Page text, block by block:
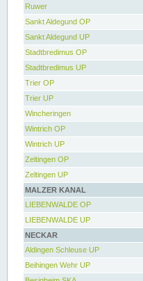
Ruwer
Sankt Aldegund OP
Sankt Aldegund UP
Stadtbredimus OP
Stadtbredimus UP
Trier OP
Trier UP
Wincheringen
Wintrich OP
Wintrich UP
Zeltingen OP
Zeltingen UP
MALZER KANAL
LIEBENWALDE OP
LIEBENWALDE UP
NECKAR
Aldingen Schleuse UP
Beihingen Wehr UP